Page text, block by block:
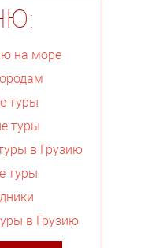
на море
туры
туры
в Грузию
туры
в Грузию